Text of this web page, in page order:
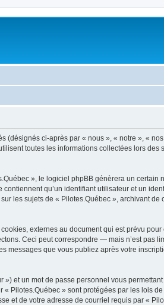
ci-après par « nous », « notre », «
toutes les informations collectées lors des
», le logiciel phpBB génèrera un certain
qu’un identifiant utilisateur et un
les sujets de « Pilotes.Québec », archivant de
externes au document qui est prévu
Ceci peut correspondre — mais n’est pas
messages que vous publiez après votre
et un mot de passe personnel vous
Pilotes.Québec » sont protégées par les lois
et de votre adresse de courriel requis par «